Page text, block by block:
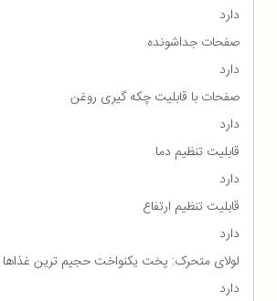
دارد
صفحات جداشونده
دارد
صفحات با قابلیت چکه گیری روغن
دارد
قابلیت تنظیم دما
دارد
قابلیت تنظیم ارتفاع
دارد
لولای متحرک: پخت یکنواخت حجیم ترین غذاها
دارد